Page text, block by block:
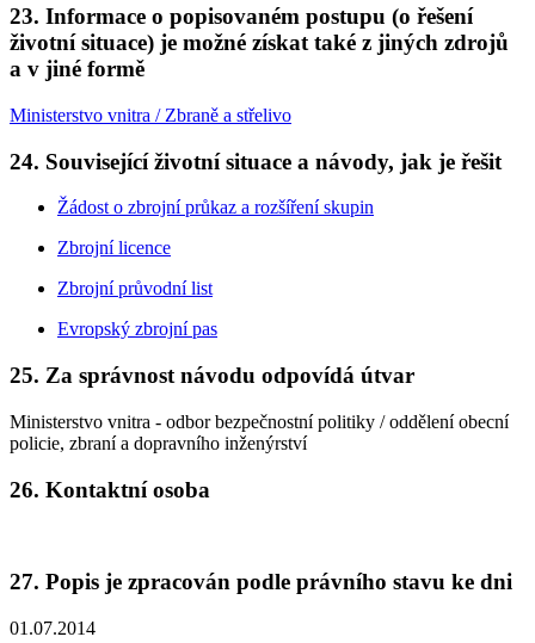
23. Informace o popisovaném postupu (o řešení
životní situace) je možné získat také z jiných zdrojů
a v jiné formě
Ministerstvo vnitra / Zbraně a střelivo
24. Související životní situace a návody, jak je řešit
Žádost o zbrojní průkaz a rozšíření skupin
Zbrojní licence
Zbrojní průvodní list
Evropský zbrojní pas
25. Za správnost návodu odpovídá útvar
Ministerstvo vnitra - odbor bezpečnostní politiky / oddělení obecní
policie, zbraní a dopravního inženýrství
26. Kontaktní osoba
27. Popis je zpracován podle právního stavu ke dni
01.07.2014